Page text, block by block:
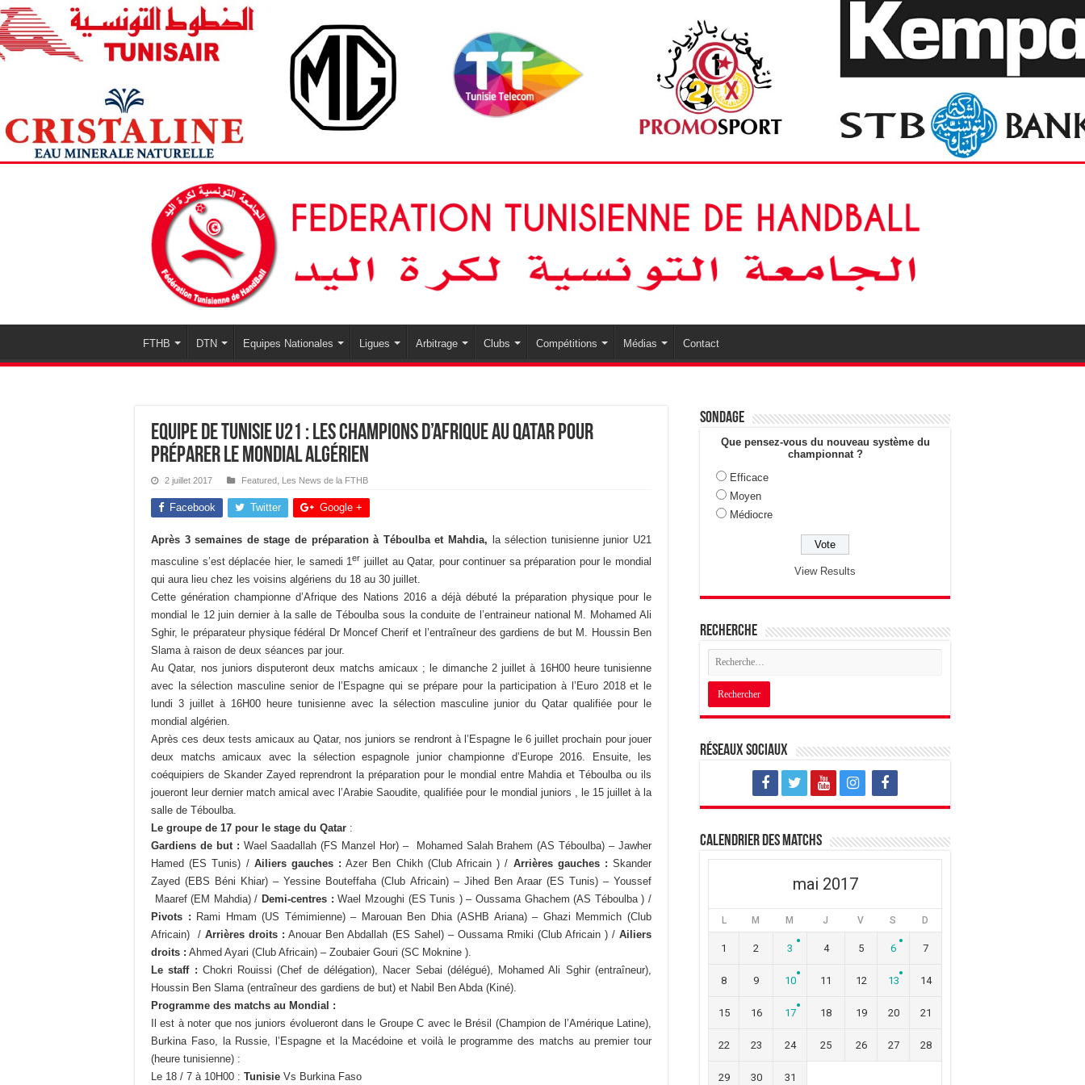
FTHB DTN Equipes Nationales Ligues Arbitrage Clubs Compétitions Médias Contact
Equipe de Tunisie U21 : Les Champions d’Afrique au Qatar pour
préparer le Mondial Algérien
2 juillet 2017 Featured Les News de la FTHB
Facebook Twitter Google +
Après 3 semaines de stage de préparation à Téboulba et Mahdia, la sélection tunisienne junior U21
masculine s’est déplacée hier, le samedi 1er juillet au Qatar, pour continuer sa préparation pour le mondial
qui aura lieu chez les voisins algériens du 18 au 30 juillet.
Cette génération championne d’Afrique des Nations 2016 a déjà débuté la préparation physique pour le
mondial le 12 juin dernier à la salle de Téboulba sous la conduite de l’entraineur national M. Mohamed Ali
Sghir, le préparateur physique fédéral Dr Moncef Cherif et l’entraîneur des gardiens de but M. Houssin Ben
Slama à raison de deux séances par jour.
Au Qatar, nos juniors disputeront deux matchs amicaux ; le dimanche 2 juillet à 16H00 heure tunisienne
avec la sélection masculine senior de l’Espagne qui se prépare pour la participation à l’Euro 2018 et le
lundi 3 juillet à 16H00 heure tunisienne avec la sélection masculine junior du Qatar qualifiée pour le
mondial algérien.
Après ces deux tests amicaux au Qatar, nos juniors se rendront à l’Espagne le 6 juillet prochain pour jouer
deux matchs amicaux avec la sélection espagnole junior championne d’Europe 2016. Ensuite, les
coéquipiers de Skander Zayed reprendront la préparation pour le mondial entre Mahdia et Téboulba ou ils
joueront leur dernier match amical avec l’Arabie Saoudite, qualifiée pour le mondial juniors , le 15 juillet à la
salle de Téboulba.
Le groupe de 17 pour le stage du Qatar :
Gardiens de but : Wael Saadallah (FS Manzel Hor) – Mohamed Salah Brahem (AS Téboulba) – Jawher
Hamed (ES Tunis) / Ailiers gauches : Azer Ben Chikh (Club Africain ) / Arrières gauches : Skander
Zayed (EBS Béni Khiar) – Yessine Bouteffaha (Club Africain) – Jihed Ben Araar (ES Tunis) – Youssef
Maaref (EM Mahdia) / Demi-centres : Wael Mzoughi (ES Tunis ) – Oussama Ghachem (AS Téboulba ) /
Pivots : Rami Hmam (US Témimienne) – Marouan Ben Dhia (ASHB Ariana) – Ghazi Memmich (Club
Africain) /Arrières droits : Anouar Ben Abdallah (ES Sahel) – Oussama Rmiki (Club Africain ) /Ailiers
droits : Ahmed Ayari (Club Africain) – Zoubaier Gouri (SC Moknine ).
Le staff : Chokri Rouissi (Chef de délégation), Nacer Sebai (délégué), Mohamed Ali Sghir (entraîneur),
Houssin Ben Slama (entraîneur des gardiens de but) et Nabil Ben Abda (Kiné).
Programme des matchs au Mondial :
Il est à noter que nos juniors évolueront dans le Groupe C avec le Brésil (Champion de l’Amérique Latine),
Burkina Faso, la Russie, l’Espagne et la Macédoine et voilà le programme des matchs au premier tour
(heure tunisienne) :
Le 18 / 7 à 10H00 : Tunisie Vs Burkina Faso
Sondage
Que pensez-vous du nouveau système du
championnat ?
Efficace
Moyen
Médiocre
View Results
Recherche
Réseaux sociaux
Calendrier des matchs
mai 2017
L M M J V S D
1 2 3 4 5 6 7
8 9 10 11 12 13 14
15 16 17 18 19 20 21
22 23 24 25 26 27 28
29 30 31